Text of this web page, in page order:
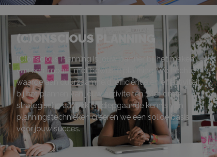
(C)ONSCIOUS PLANNING
(C)onscious Planning is jouw partner bij het maken
van een impact met bewuste planning. We hechten
waarde aan duurzaamheid, efficiëntie en effectiviteit
bij het plannen van jouw activiteiten. Met onze
strategische aanpak en diepgaande kennis van
planningstechnieken creëren we een solide basis
voor jouw succes.